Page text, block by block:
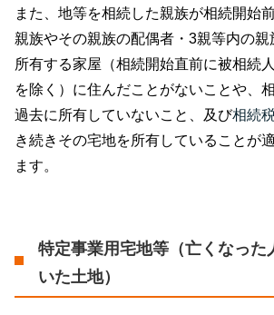
また、地等を相続した親族が相続開始
親族やその親族の配偶者・ 3親等内の
所有する家屋（相続開始直前に被相続
を除く）に住んだことがないことや、
過去に所有していないこと、及び相続
き続きその宅地を所有していることが
ます。
特定事業用宅地等（亡くなった
いた土地）